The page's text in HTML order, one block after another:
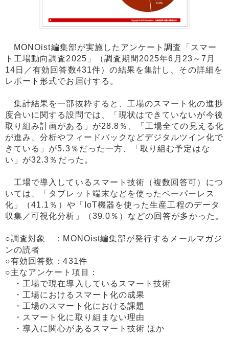
MONOist編集部が実施したアンケート調査「スマー
ト工場動向調査2025」（調査期間2025年6月23～7月
14日／有効回答数431件）の結果を集計し、その詳細を
レポート形式でお届けする。
集計結果を一部抜粋すると、工場のスマート化の進捗
度合いに関する設問では、「現状はできていないが今後
取り組み計画がある」が28.8％、「工場全ての見える化
が進み、分析やフィードバックなどデジタルツイン化で
きている」が5.3％だった一方、「取り組む予定はな
い」が32.3％だった。
工場で導入しているスマート技術（複数回答可）につ
いては、「タブレット端末などを使ったペーパーレス
化」（41.1％）や「IoT機器を使った生産工程のデータ
収集／可視化分析」（39.0％）などの回答が多かった。
○調査対象 ：MONOist編集部が発行するメールマガジ
ンの読者
○有効回答数：431件
○主なアンケート項目：
・工場で現在導入しているスマート技術
・工場におけるスマート化の成果
・工場のスマート化における課題
・スマート化に取り組まない理由
・導入に関心があるスマート技術 ほか